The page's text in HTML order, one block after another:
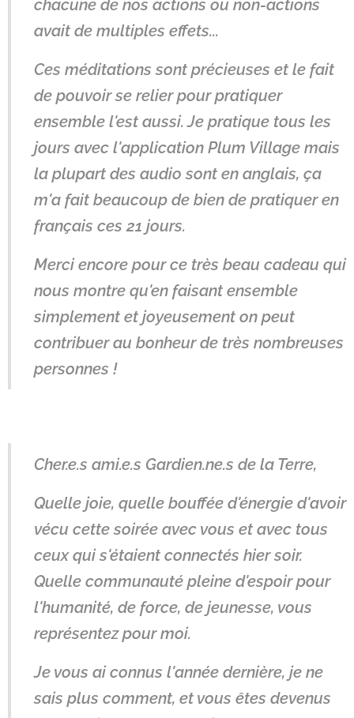
chacune de nos actions ou non-actions
avait de multiples effets...
Ces méditations sont précieuses et le fait
de pouvoir se relier pour pratiquer
ensemble l'est aussi. Je pratique tous les
jours avec l'application Plum Village mais
la plupart des audio sont en anglais, ça
m'a fait beaucoup de bien de pratiquer en
français ces 21 jours.
Merci encore pour ce très beau cadeau qui
nous montre qu'en faisant ensemble
simplement et joyeusement on peut
contribuer au bonheur de très nombreuses
personnes !
Cher.e.s ami.e.s Gardien.ne.s de la Terre,
Quelle joie, quelle bouffée d'énergie d'avoir
vécu cette soirée avec vous et avec tous
ceux qui s'étaient connectés hier soir.
Quelle communauté pleine d'espoir pour
l'humanité, de force, de jeunesse, vous
représentez pour moi.
Je vous ai connus l'année dernière, je ne
sais plus comment, et vous êtes devenus